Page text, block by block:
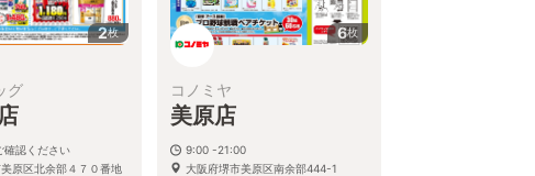
2枚
グ
確認ください
原区北余部４７０番地
6枚
コノミヤ
美原店
9:00 -21:00
大阪府堺市美原区南余部444-1